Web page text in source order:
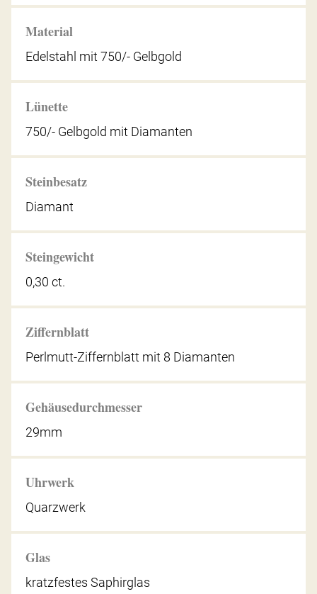
Material
Edelstahl mit 750/- Gelbgold
Lünette
750/- Gelbgold mit Diamanten
Steinbesatz
Diamant
Steingewicht
0,30 ct.
Ziffernblatt
Perlmutt-Ziffernblatt mit 8 Diamanten
Gehäusedurchmesser
29mm
Uhrwerk
Quarzwerk
Glas
kratzfestes Saphirglas